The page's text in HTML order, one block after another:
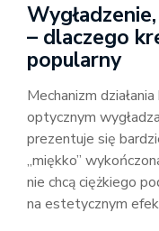
– dlaczego
popularny
Mechanizm
optycznym
prezentuje się
„miękko”
nie chcą ciężkiego
na estetycznym